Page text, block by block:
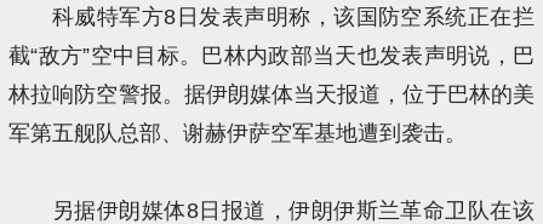
科威特军方8日发表声明称，该国防空系统正在拦
截“敌方”空中目标。巴林内政部当天也发表声明说，巴
林拉响防空警报。据伊朗媒体当天报道，位于巴林的美
军第五舰队总部、谢赫伊萨空军基地遭到袭击。
另据伊朗媒体8日报道，伊朗伊斯兰革命卫队在该